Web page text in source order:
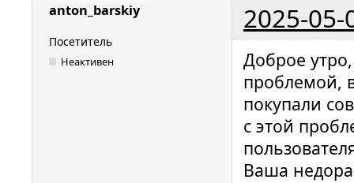
anton_barskiy 2025-05-
Посетитель
Неактивен
Доброе
проблемой,
покупали
с этой
Ваша